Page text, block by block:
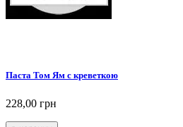
Паста Том Ям с креветкою
228,00 грн